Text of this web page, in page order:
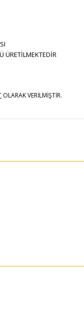
ÜRETİLMEKTEDİR
OLARAK VERİLMİŞTİR.